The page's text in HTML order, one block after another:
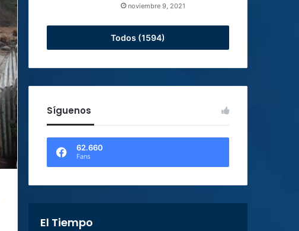
noviembre 9, 2021
Todos (1594)
Síguenos
62.660
Fans
El Tiempo